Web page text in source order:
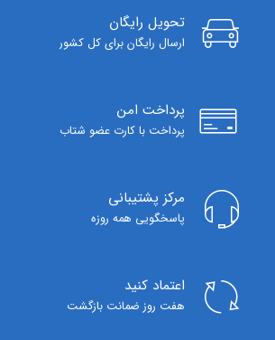
تحویل رایگان
ارسال رایگان برای کل کشور
پرداخت امن
پرداخت با کارت عضو شتاب
مرکز پشتیبانی
پاسخگویی همه روزه
اعتماد کنید
هفت روز ضمانت بازگشت